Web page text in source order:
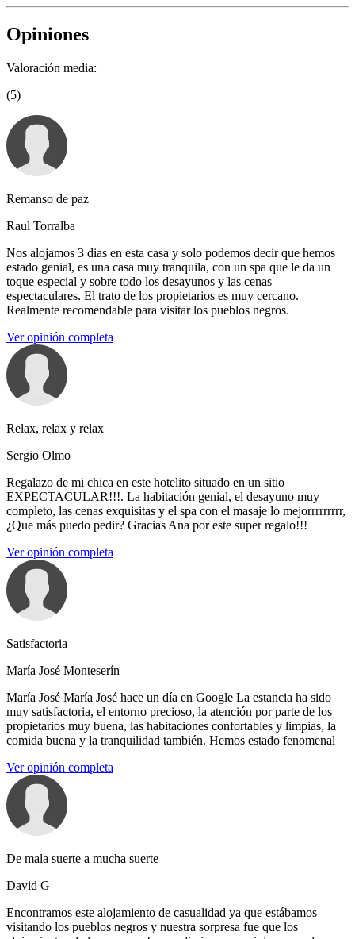
Opiniones
Valoración media:
(5)
Remanso de paz
Raul Torralba
Nos alojamos 3 dias en esta casa y solo podemos decir que hemos
estado genial, es una casa muy tranquila, con un spa que le da un
toque especial y sobre todo los desayunos y las cenas
espectaculares. El trato de los propietarios es muy cercano.
Realmente recomendable para visitar los pueblos negros.
Ver opinión completa
Relax, relax y relax
Sergio Olmo
Regalazo de mi chica en este hotelito situado en un sitio
EXPECTACULAR!!!. La habitación genial, el desayuno muy
completo, las cenas exquisitas y el spa con el masaje lo mejorrrrrrrrr,
¿Que más puedo pedir? Gracias Ana por este super regalo!!!
Ver opinión completa
Satisfactoria
María José Monteserín
María José María José hace un día en Google La estancia ha sido
muy satisfactoria, el entorno precioso, la atención por parte de los
propietarios muy buena, las habitaciones confortables y limpias, la
comida buena y la tranquilidad también. Hemos estado fenomenal
Ver opinión completa
De mala suerte a mucha suerte
David G
Encontramos este alojamiento de casualidad ya que estábamos
visitando los pueblos negros y nuestra sorpresa fue que los